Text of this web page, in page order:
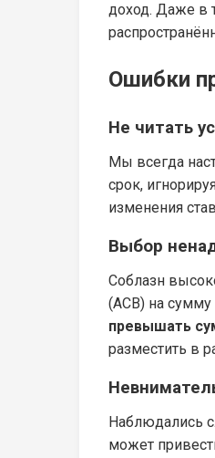
доход. Даже в
Ошибки
Не читать
Мы всегда
срок,
изменения
Выбор
Соблазн
(АСВ) на сумму
превышать
разместить в
Наблюдались
может